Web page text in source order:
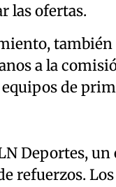
las ofertas.
a la
de
Deportes,
refuerzos.